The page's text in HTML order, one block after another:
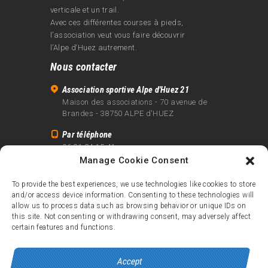
Manage Cookie Consent
To provide the best experiences, we use technologies like cookies to store
and/or access device information. Consenting to these technologies will
allow us to process data such as browsing behavior or unique IDs on
this site. Not consenting or withdrawing consent, may adversely affect
certain features and functions.
Accept
verticale et un trail.
Avec ces différentes courses à pieds,
l’association veut vous faire découvrir
l’Alpe d‘Huez autrement.
Nous contacter
Association sportive Alpe d'Huez 21
Maison des associations - 70 avenue de
Brandes - 38750 ALPE d'HUEZ
Par téléphone
06 81 24 15 41
info@alpe21.fr
Mentions légales
Contact
crédits